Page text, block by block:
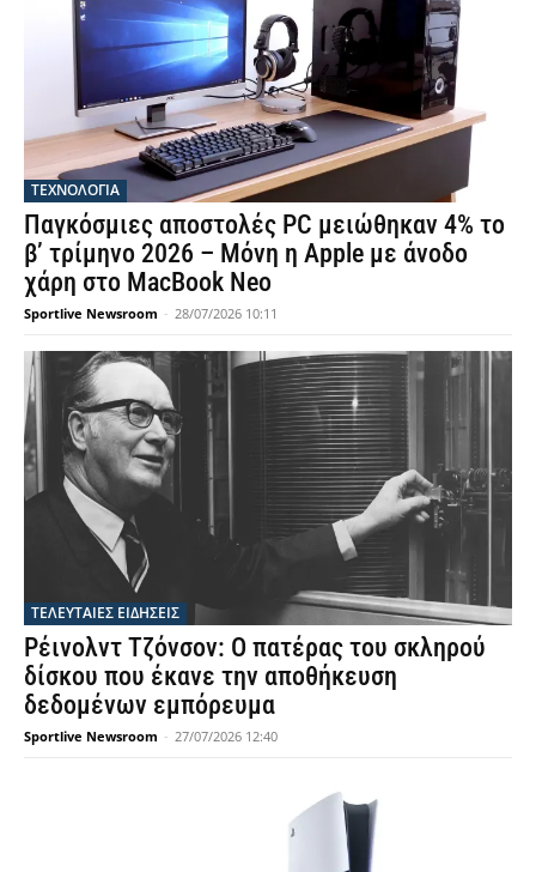
ΤΕΧΝΟΛΟΓΙΑ
Παγκόσμιες αποστολές PC μειώθηκαν 4% το
β’ τρίμηνο 2026 – Μόνη η Apple με άνοδο
χάρη στο MacBook Neo
Sportlive Newsroom - 28/07/2026 10:11
ΤΕΛΕΥΤΑΙΕΣ ΕΙΔΗΣΕΙΣ
Ρέινολντ Τζόνσον: Ο πατέρας του σκληρού
δίσκου που έκανε την αποθήκευση
δεδομένων εμπόρευμα
Sportlive Newsroom - 27/07/2026 12:40